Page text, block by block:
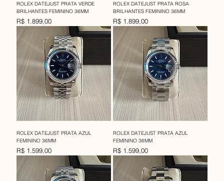
ROLEX DATEJUST PRATA VERDE
BRILHANTES FEMININO 36MM
Preço
R$ 1.899,00
ROLEX DATEJUST PRATA ROSA
BRILHANTES FEMININO 36MM
Preço
R$ 1.899,00
ROLEX DATEJUST PRATA AZUL
FEMININO 36MM
Preço
R$ 1.599,00
ROLEX DATEJUST PRATA AZUL
FEMININO 36MM
Preço
R$ 1.599,00